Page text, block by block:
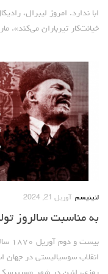
ابا ندارد. امروز لیبرال،
خیانت‌کار تیرباران می‌کند». مارکس ۱۸۷۰:
لنینیسم آوریل 21, 2024
به مناسبت سالروز
انقلاب سوسیالیستی در